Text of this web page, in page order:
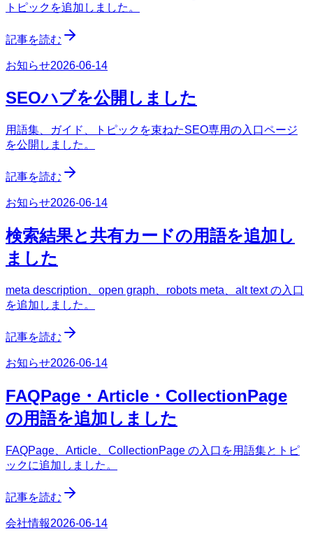
トピックを追加しました。
記事を読む
お知らせ2026-06-14
SEOハブを公開しました
用語集、ガイド、トピックを束ねたSEO専用の入口ページ
を公開しました。
記事を読む
お知らせ2026-06-14
検索結果と共有カードの用語を追加し
ました
meta description、open graph、robots meta、alt text の入口
を追加しました。
記事を読む
お知らせ2026-06-14
FAQPage・Article・CollectionPage
の用語を追加しました
FAQPage、Article、CollectionPage の入口を用語集とトピ
ックに追加しました。
記事を読む
会社情報2026-06-14